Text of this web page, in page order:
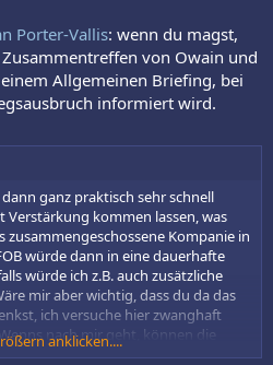
Porter-Vallis: wenn du magst,
von Owain und
Allgemeinen Briefing, bei
informiert wird.
ganz praktisch sehr schnell
kommen lassen, was
zusammengeschossene Kompanie in
würde dann in eine dauerhafte
würde ich z.B. auch zusätzliche
mir aber wichtig, dass du da das
ich versuche hier zwanghaft
nach mir geht, können die
davonkommen, denn im
anklicken....